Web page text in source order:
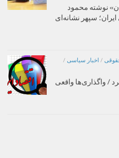
نوشته محمود
سپهر نشانه‌ای
/ اخبار سیاسی /
/ واگذاری‌ها واقعی